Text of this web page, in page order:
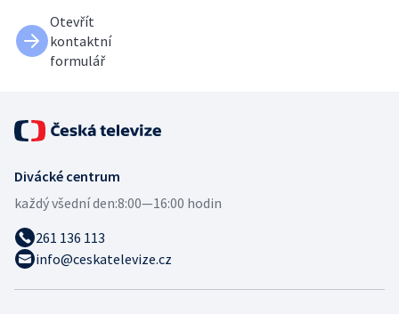
Otevřít
kontaktní
formulář
Divácké centrum
každý všední den:8:00—16:00 hodin
261 136 113
info@ceskatelevize.cz